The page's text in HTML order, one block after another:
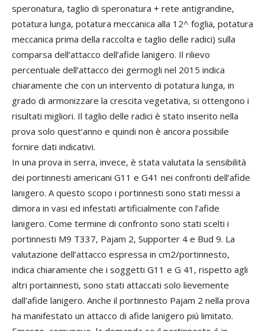
speronatura, taglio di speronatura + rete antigrandine,
potatura lunga, potatura meccanica alla 12^ foglia, potatura
meccanica prima della raccolta e taglio delle radici) sulla
comparsa dell’attacco dell’afide lanigero. Il rilievo
percentuale dell’attacco dei germogli nel 2015 indica
chiaramente che con un intervento di potatura lunga, in
grado di armonizzare la crescita vegetativa, si ottengono i
risultati migliori. Il taglio delle radici è stato inserito nella
prova solo quest’anno e quindi non è ancora possibile
fornire dati indicativi.
In una prova in serra, invece, è stata valutata la sensibilità
dei portinnesti americani G11 e G41 nei confronti dell’afide
lanigero. A questo scopo i portinnesti sono stati messi a
dimora in vasi ed infestati artificialmente con l’afide
lanigero. Come termine di confronto sono stati scelti i
portinnesti M9 T337, Pajam 2, Supporter 4 e Bud 9. La
valutazione dell’attacco espressa in cm2/portinnesto,
indica chiaramente che i soggetti G11 e G 41, rispetto agli
altri portainnesti, sono stati attaccati solo lievemente
dall’afide lanigero. Anche il portinnesto Pajam 2 nella prova
ha manifestato un attacco di afide lanigero piú limitato.